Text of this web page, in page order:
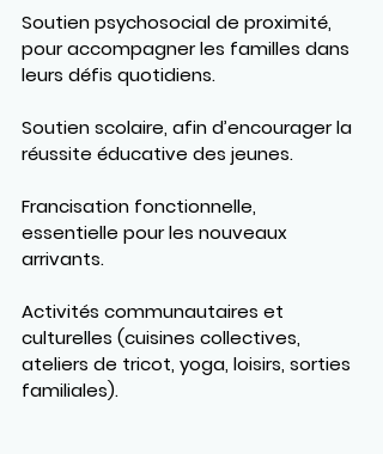
Soutien psychosocial de proximité,
pour accompagner les familles dans
leurs défis quotidiens.
Soutien scolaire, afin d’encourager la
réussite éducative des jeunes.
Francisation fonctionnelle,
essentielle pour les nouveaux
arrivants.
Activités communautaires et
culturelles (cuisines collectives,
ateliers de tricot, yoga, loisirs, sorties
familiales).